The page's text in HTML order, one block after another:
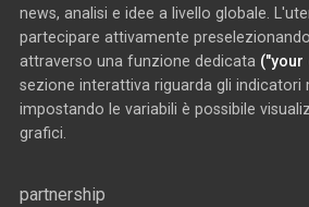
news, analisi e idee a livello globale.
partecipare attivamente
attraverso una funzione dedicata ("your
sezione interattiva riguarda gli indicatori
impostando le variabili è possibile
grafici.
partnership